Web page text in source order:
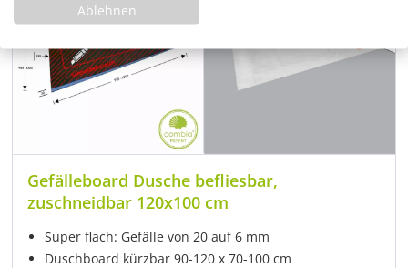
Gefälleboard Dusche befliesbar,
zuschneidbar 120x100 cm
Super flach: Gefälle von 20 auf 6 mm
Duschboard kürzbar 90-120 x 70-100 cm
Ablehnen